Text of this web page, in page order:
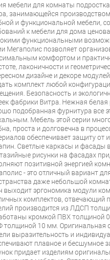
мебели для комнаты
занимающейся
и функциональной мебели,
к мебели для дома
функциональными
Мегаполис позволяет
комфортом и
лаконичности и
дизайне и декоре
комплект любой
Безопасность и
фабрики Витра. Нежная белая
подобранная фурнитура все
Мебель этой серии
проста и долговечна в
обеспечивает защиту от
Светлые каркасы и фасады
рисунки на фасадах
позитивной энергией
- это отличный вариант
даже небольшой
выходит эргономика модули
комплектов, отвечающий
производится из ЛДСП
кромкой ПВХ толщиной
10 мм. Оригинальная
выразительность и
плавное и бесшумное
придает изделиям